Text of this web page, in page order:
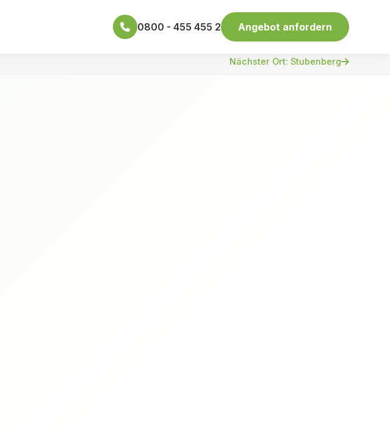
0800 - 455 455 2 Angebot anfordern
Nächster Ort: Stubenberg